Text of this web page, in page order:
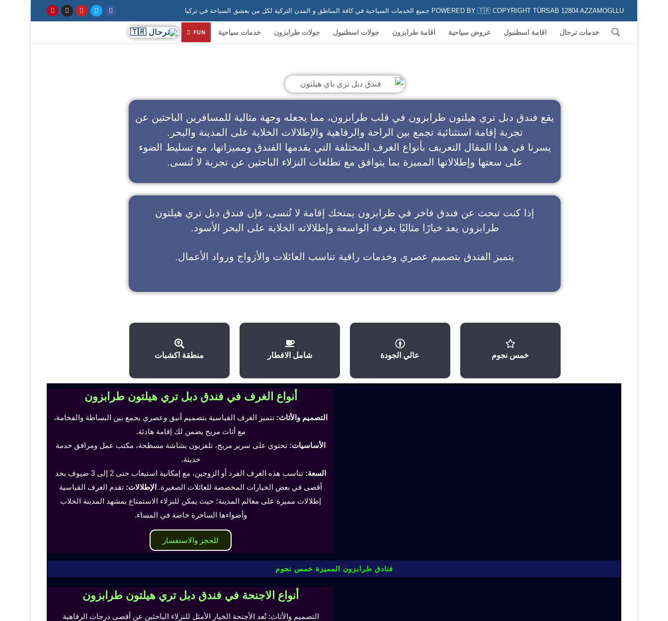
POWERED BY 🇹🇷 COPYRIGHT TÜRSAB 12804 AZZAMOGLLU جميع الخدمات السياحية في كافة المناطق و المدن التركية لكل من يعشق السياحة في تركيا
خدمات ترحال اقامة اسطنبول عروض سياحية اقامة طرابزون جولات اسطنبول جولات طرابزون خدمات سياحية FUN
يقع فندق دبل تري هيلتون طرابزون في قلب طرابزون، مما يجعله وجهة مثالية للمسافرين الباحثين عن
تجربة إقامة استثنائية تجمع بين الراحة والرفاهية والإطلالات الخلابة على المدينة والبحر.
يسرنا في هذا المقال التعريف بأنواع الغرف المختلفة التي يقدمها الفندق ومميزاتها، مع تسليط الضوء
على سعتها وإطلالاتها المميزة بما يتوافق مع تطلعات النزلاء الباحثين عن تجربة لا تُنسى.
إذا كنت تبحث عن فندق فاخر في طرابزون يمنحك إقامة لا تُنسى، فإن فندق دبل تري هيلتون
طرابزون يعد خيارًا مثاليًا بغرفه الواسعة وإطلالاته الخلابة على البحر الأسود.
يتميز الفندق بتصميم عصري وخدمات راقية تناسب العائلات والأزواج ورواد الأعمال.
خمس نجوم عالي الجودة شامل الافطار منطقة اكشبات
أنواع الغرف في فندق دبل تري هيلتون طرابزون
التصميم والأثاث: تتميز الغرف القياسية بتصميم أنيق وعصري يجمع بين البساطة والفخامة،
مع أثاث مريح يضمن لك إقامة هادئة.
الأساسيات: تحتوي على سرير مريح، تلفزيون بشاشة مسطحة، مكتب عمل ومرافق خدمة
حديثة.
السعة:
تناسب هذه الغرف الفرد أو الزوجين، مع إمكانية استيعاب حتى 2 إلى 3 ضيوف بحد
أقصى في بعض الخيارات المخصصة للعائلات الصغيرة. الإطلالات: تقدم الغرف القياسية
إطلالات مميزة على معالم المدينة؛ حيث يمكن للنزلاء الاستمتاع بمشهد المدينة الخلاب
وأضواءها الساحرة خاصة في المساء.
للحجز والاستفسار
فنادق طرابزون المميزة خمس نجوم
أنواع الاجنحة في فندق دبل تري هيلتون طرابزون
التصميم والأثاث: تُعد الأجنحة الخيار الأمثل للنزلاء الباحثين عن أقصى درجات الرفاهية